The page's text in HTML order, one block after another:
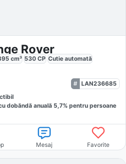
Rover
cm³ 530 CP Cutie automată
LAN236685
dobăndă anuală 5,7% pentru persoane
Mesaj Favorite